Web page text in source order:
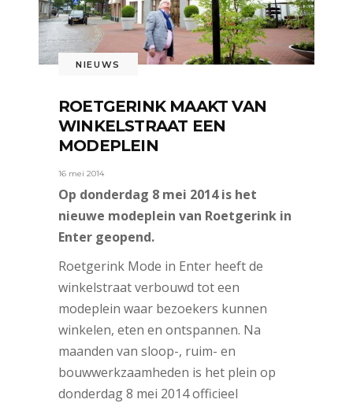
NIEUWS
ROETGERINK MAAKT VAN
WINKELSTRAAT EEN
MODEPLEIN
16 mei 2014
Op donderdag 8 mei 2014 is het
nieuwe modeplein van Roetgerink in
Enter geopend.
Roetgerink Mode in Enter heeft de
winkelstraat verbouwd tot een
modeplein waar bezoekers kunnen
winkelen, eten en ontspannen. Na
maanden van sloop-, ruim- en
bouwwerkzaamheden is het plein op
donderdag 8 mei 2014 officieel